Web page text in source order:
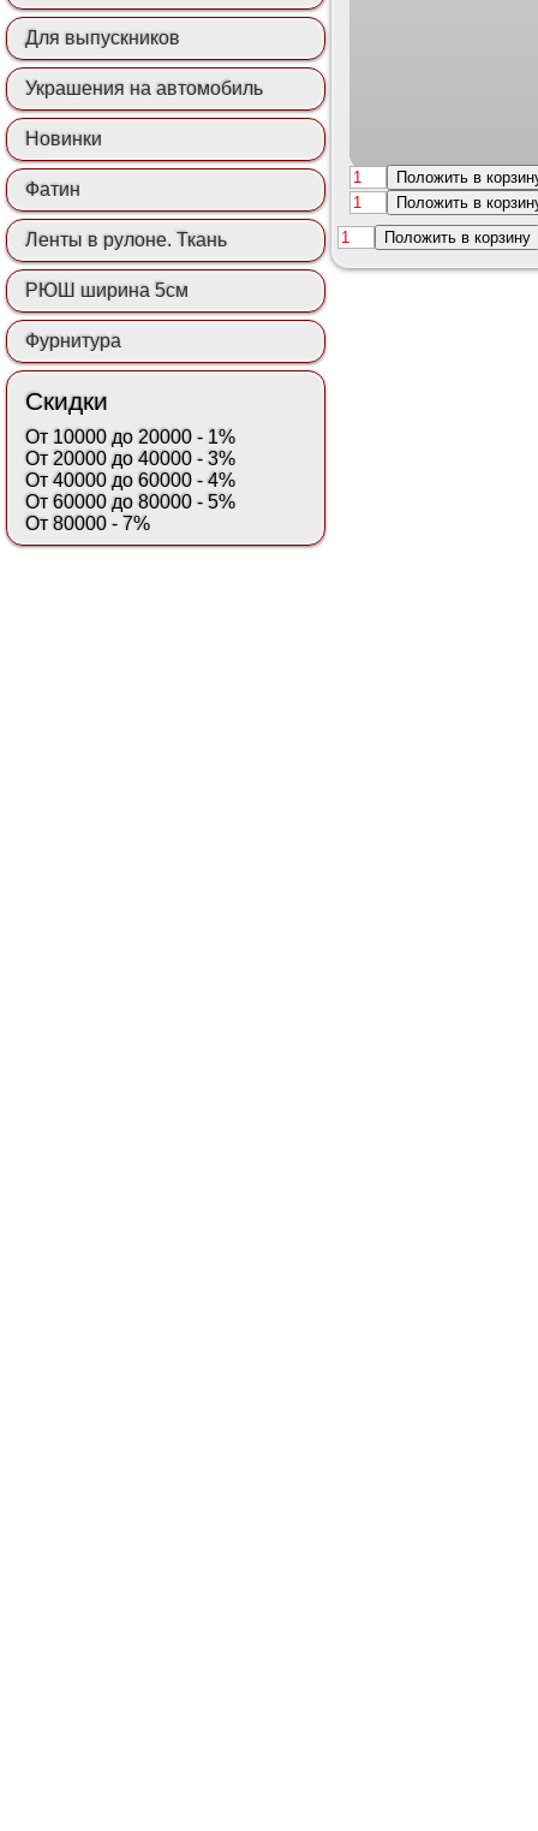
Для выпускников
Украшения на автомобиль
Новинки
Фатин
Ленты в рулоне. Ткань
РЮШ ширина 5см
Фурнитура
Скидки
От 10000 до 20000 - 1%
От 20000 до 40000 - 3%
От 40000 до 60000 - 4%
От 60000 до 80000 - 5%
От 80000 - 7%
Положить в
Положить в
Положить в корзину